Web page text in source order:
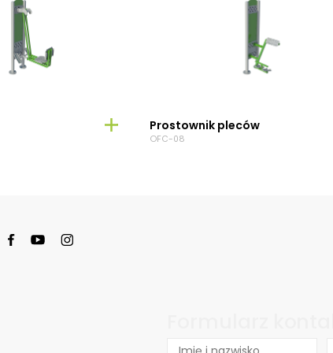
Prostownik pleców
OFC-08